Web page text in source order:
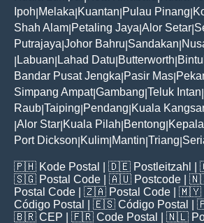
Ipoh Melaka Kuantan Pulau Pinang
Shah Alam Petaling Jaya Alor Setar
Putrajaya Johor Bahru Sandakan
Labuan Lahad Datu Butterworth
Bandar Pusat Jengka Pasir Mas
Simpang Ampat|Gambang Teluk Intan
Raub Taiping Pendang Kuala
Alor Star Kuala Pilah Bentong
Port Dickson Kulim Mantin Triang
🇵🇭 Kode Postal | 🇩🇪 Postleitzahl |
🇸🇬 Postal Code | 🇦🇺 Postcode |
Postal Code | 🇿🇦 Postal Code | 🇲🇾
Código Postal
| 🇪🇸 Código Postal |
🇧🇷 CEP | 🇫🇷 Code Postal | 🇳🇱